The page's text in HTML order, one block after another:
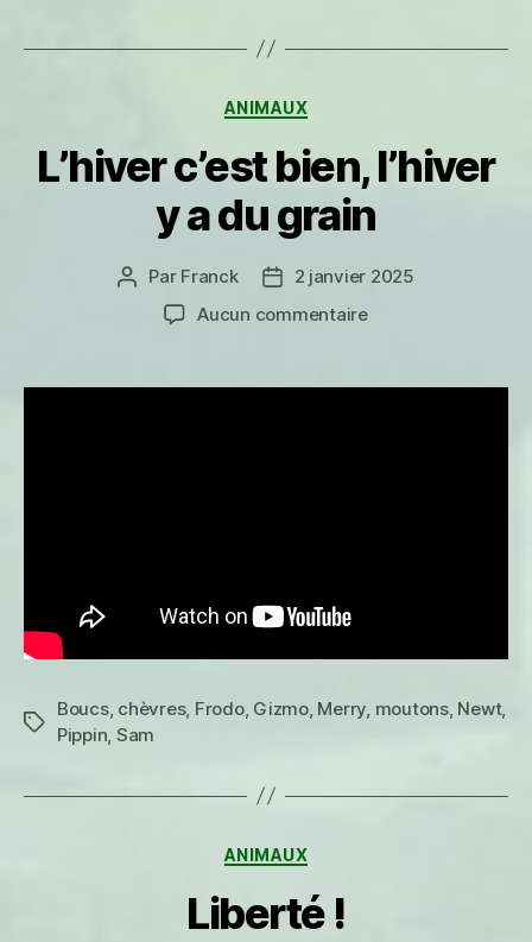
Catégories
ANIMAUX
L’hiver c’est bien, l’hiver
y a du grain
Auteur
l’article
Par Franck
Date2 janvier 2025
Aucun commentairesur
bien,
Étiquettes
Boucs, chèvres, Frodo, Gizmo, Merry, moutons, Newt,
Pippin, Sam
Catégories
ANIMAUX
Liberté !